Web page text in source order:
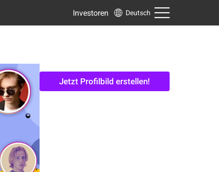
Investoren Deutsch
Jetzt Profilbild erstellen!